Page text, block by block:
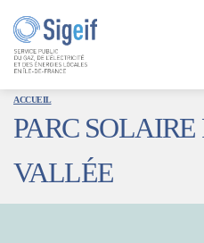
contenu
principal
ACCUEIL
PARC
VALLÉE